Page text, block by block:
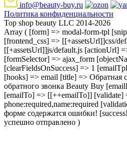
info@beauty-buy.ru
Политика конфиденциальности
Top shop beauty LLC 2014-2026
Array ( [form] => modal-form-tpl
[frontend_css] => [[+assetsUrl]]css/
[[+assetsUrl]]js/default.js [actionUrl]
[formSelector] => ajax_form
[clearFieldsOnSuccess] => 1
[hooks] => email [title] => Обратная
обратного звонка Beauty Buy
[emailTo] => [[++emailTo]] [validate]
phone:required,name:required
форме содержатся ошибки!
успешно отправлено )